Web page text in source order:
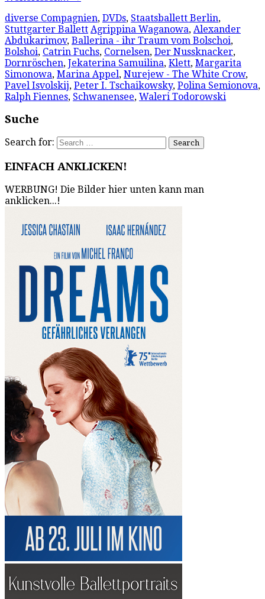
diverse Compagnien, DVDs, Staatsballett Berlin,
Stuttgarter Ballett Agrippina Waganowa, Alexander
Abdukarimov, Ballerina - ihr Traum vom Bolschoi,
Bolshoi, Catrin Fuchs, Cornelsen, Der Nussknacker,
Dornröschen, Jekaterina Samuilina, Klett, Margarita
Simonowa, Marina Appel, Nurejew - The White Crow,
Pavel Isvolskij, Peter I. Tschaikowsky, Polina Semionova,
Ralph Fiennes, Schwanensee, Waleri Todorowski
Suche
Search for:
EINFACH ANKLICKEN!
WERBUNG! Die Bilder hier unten kann man
anklicken...!